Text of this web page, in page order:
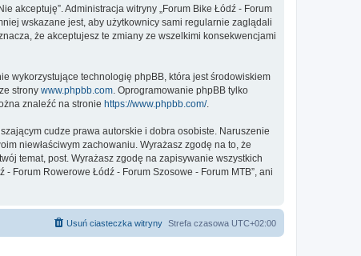
akceptuję”. Administracja witryny „Forum Bike Łódź - Forum
wskazane jest, aby użytkownicy sami regularnie zaglądali
że akceptujesz te zmiany ze wszelkimi konsekwencjami
wykorzystujące technologię phpBB, która jest środowiskiem
strony www.phpbb.com . Oprogramowanie phpBB tylko
znaleźć na stronie https://www.phpbb.com/.
cudze prawa autorskie i dobra osobiste. Naruszenie
niewłaściwym zachowaniu. Wyrażasz zgodę na to, że
temat, post. Wyrażasz zgodę na zapisywanie wszystkich
Forum Rowerowe Łódź - Forum Szosowe - Forum MTB”, ani
Strefa czasowa UTC+02:00
Usuń ciasteczka witryny